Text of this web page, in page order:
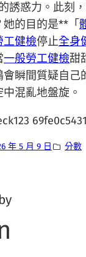
誘惑力。此刻
她的目的是**「
工健檢停止全身
一般勞工健檢甜
瞬間質疑自己
中混亂地盤旋。
年 5 月 9 日 分數